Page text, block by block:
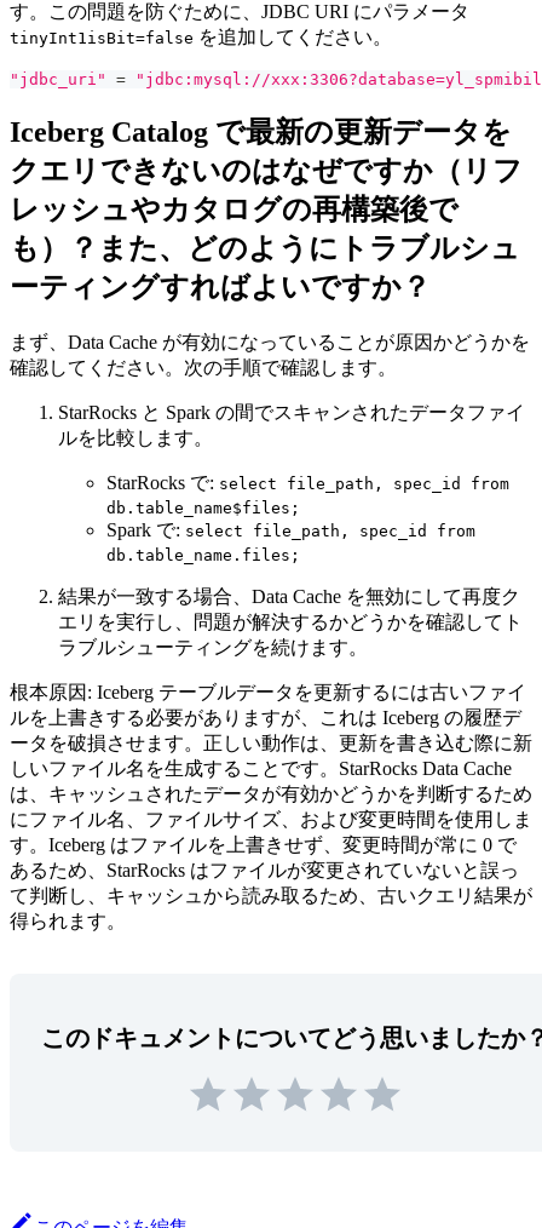
す。この問題を防ぐために、JDBC URI にパラメータ
tinyInt1isBit=false を追加してください。
"jdbc_uri" = "jdbc:mysql://
Iceberg Catalog で最新の更新データを
クエリできないのはなぜですか（リフ
レッシュやカタログの再構築後で
も）？また、どのようにトラブルシュ
ーティングすればよいですか？
まず、Data Cache が有効になっていることが原因かどうかを
確認してください。次の手順で確認します。
StarRocks と Spark の間でスキャンされたデータファイ
ルを比較します。
StarRocks で: select file_path, spec_id from
db.table_name$files;
Spark で: select file_path, spec_id from
db.table_name.files;
結果が一致する場合、Data Cache を無効にして再度ク
エリを実行し、問題が解決するかどうかを確認してト
ラブルシューティングを続けます。
根本原因: Iceberg テーブルデータを更新するには古いファイ
ルを上書きする必要がありますが、これは Iceberg の履歴デ
ータを破損させます。正しい動作は、更新を書き込む際に新
しいファイル名を生成することです。StarRocks Data Cache
は、キャッシュされたデータが有効かどうかを判断するため
にファイル名、ファイルサイズ、および変更時間を使用しま
す。Iceberg はファイルを上書きせず、変更時間が常に 0 で
あるため、StarRocks はファイルが変更されていないと誤っ
て判断し、キャッシュから読み取るため、古いクエリ結果が
得られます。
このドキュメントについてどう思いましたか